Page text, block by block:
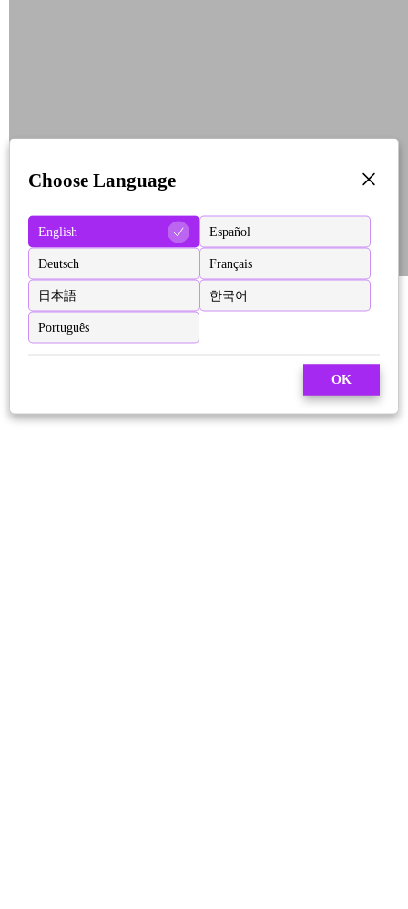
Choose Language
English Español
Deutsch Français
日本語 한국어
Português
OK